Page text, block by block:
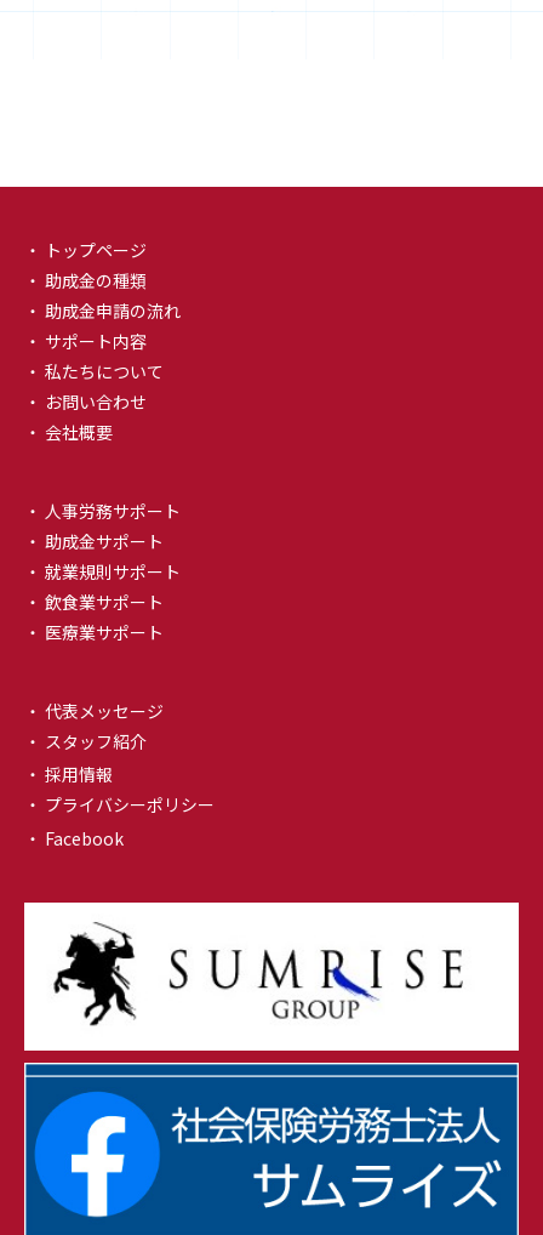
・ トップページ
・ 助成金の種類
・ 助成金申請の流れ
・ サポート内容
・ 私たちについて
・ お問い合わせ
・ 会社概要
・ 人事労務サポート
・ 助成金サポート
・ 就業規則サポート
・ 飲食業サポート
・ 医療業サポート
・ 代表メッセージ
・ スタッフ紹介
・ 採用情報
・ プライバシーポリシー
・ Facebook